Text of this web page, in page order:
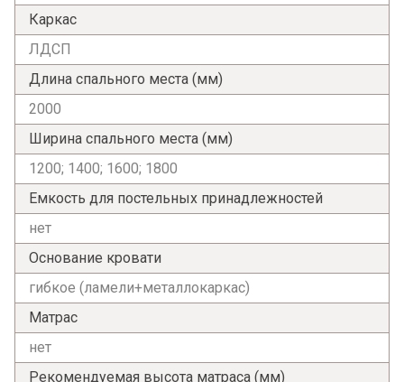
обработки персональных данных и
согласен на их обработку.
Каркас
ЛДСП
Длина спального места (мм)
2000
Ширина спального места (мм)
1200; 1400; 1600; 1800
Емкость для постельных принадлежностей
нет
Основание кровати
гибкое (ламели+металлокаркас)
Матрас
нет
Рекомендуемая высота матраса (мм)